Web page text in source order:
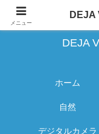
蔵出し写
DEJA
ホーム
自然
デジタルカメラ
メニュー
DEJA